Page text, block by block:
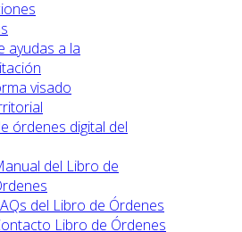
ayudas a la
visado
órdenes digital del
del Libro de
del Libro de Órdenes
Libro de Órdenes